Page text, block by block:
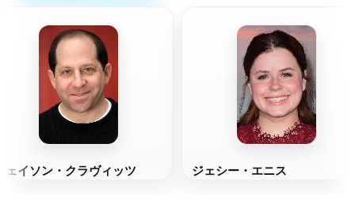
ェイソン・クラヴィッツ ジェシー・エニス